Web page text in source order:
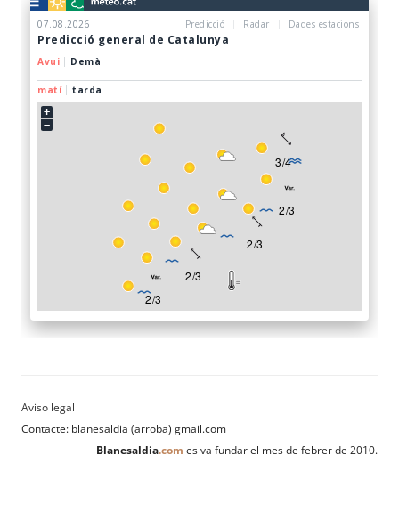
Contacte: blanesaldia (arroba) gmail.com
Blanesaldia.com es va fundar el mes de febrer de 2010.